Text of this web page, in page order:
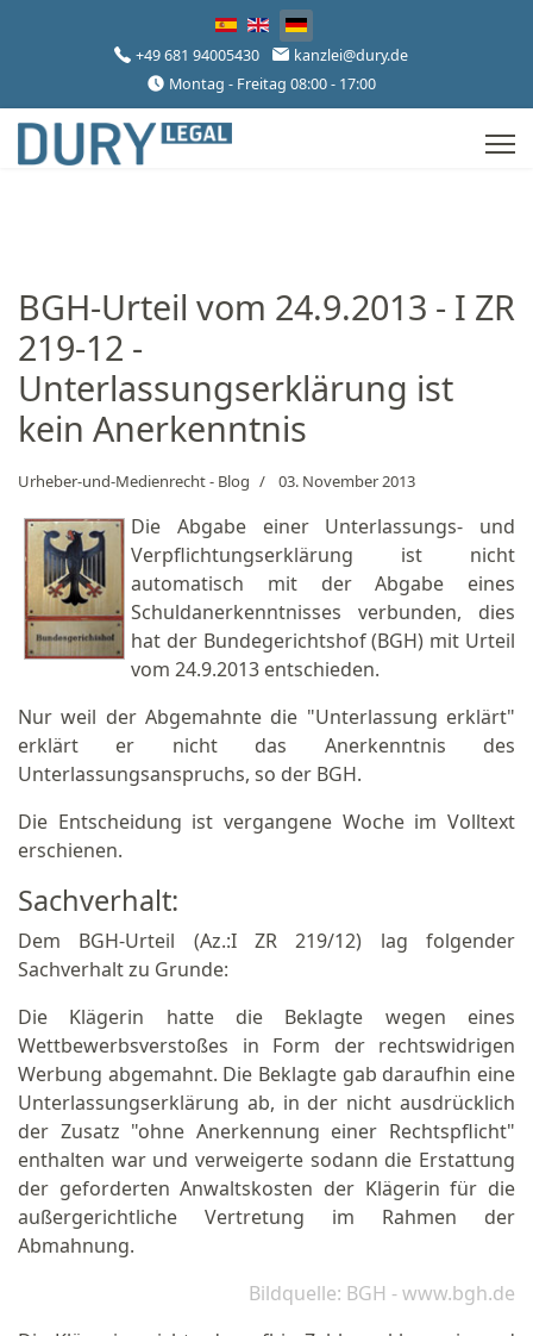
Sprache auswählen
+49 681 94005430
kanzlei@dury.de
Montag - Freitag 08:00 - 17:00
BGH-Urteil vom 24.9.2013 - I ZR
219-12 -
Unterlassungserklärung ist
kein Anerkenntnis
Urheber-und-Medienrecht - Blog 03. November 2013
Die Abgabe einer Unterlassungs- und
Verpflichtungserklärung ist nicht
automatisch mit der Abgabe eines
Schuldanerkenntnisses verbunden, dies
hat der Bundegerichtshof (BGH) mit Urteil
vom 24.9.2013 entschieden.
Nur weil der Abgemahnte die "Unterlassung erklärt"
erklärt er nicht das Anerkenntnis des
Unterlassungsanspruchs, so der BGH.
Die Entscheidung ist vergangene Woche im Volltext
erschienen.
Sachverhalt:
Dem BGH-Urteil (Az.:I ZR 219/12) lag folgender
Sachverhalt zu Grunde:
Die Klägerin hatte die Beklagte wegen eines
Wettbewerbsverstoßes in Form der rechtswidrigen
Werbung abgemahnt. Die Beklagte gab daraufhin eine
Unterlassungserklärung ab, in der nicht ausdrücklich
der Zusatz "ohne Anerkennung einer Rechtspflicht"
enthalten war und verweigerte sodann die Erstattung
der geforderten Anwaltskosten der Klägerin für die
außergerichtliche Vertretung im Rahmen der
Abmahnung.
Bildquelle: BGH - www.bgh.de